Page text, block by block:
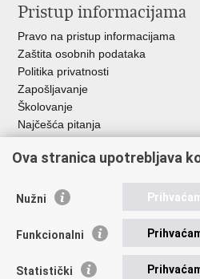
Pristup informacijama
Pravo na pristup informacijama
Zaštita osobnih podataka
Politika privatnosti
Zapošljavanje
Školovanje
Najčešća pitanja
Važne poveznice
EMN Nacionalna kontaktna točka
Policijska akademija
Zaklada policijske solidarnosti
Ova stranica upotrebljava
Nužni
Funkcionalni
Statistički